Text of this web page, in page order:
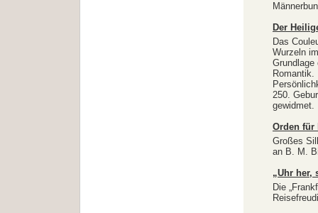
Der
Das
Wurzeln
Grundlage
Romantik.
250.
gewidmet.
Orden für
Großes
an B. M.
„Uhr her,
Die